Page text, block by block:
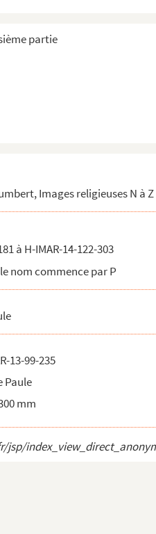
partie
Images religieuses N à Z
à H-IMAR-14-122-303
nom commence par P
13-99-235
Paule
mm